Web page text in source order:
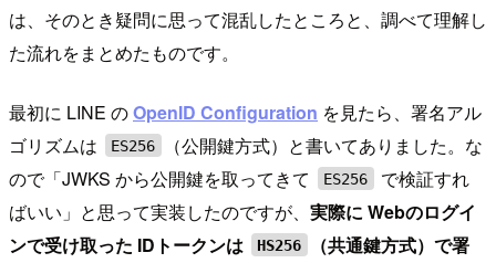
は、そのとき疑問に思って混乱したところと、調べて理解し
た流れをまとめたものです。
最初に LINE のOpenID Configuration を見たら、署名アル
ゴリズムは
ES256
（公開鍵方式）と書いてありました。な
ので「JWKS から公開鍵を取ってきて
ES256
で検証すれ
ばいい」と思って実装したのですが、 実際に Webのログイ
ンで受け取った IDトークンは
HS256
（共通鍵方式）で署